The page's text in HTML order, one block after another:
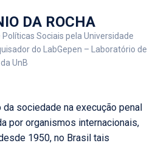
DA ROCHA
Sociais pela Universidade
do LabGepen – Laboratório de
UnB
sociedade na execução penal
por organismos internacionais,
1950, no Brasil tais